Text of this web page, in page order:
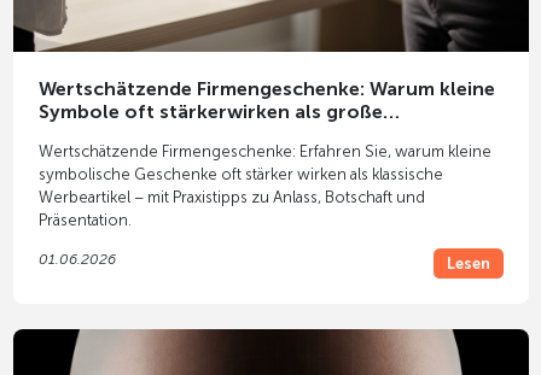
Wertschätzende Firmengeschenke: Warum kleine
Symbole oft stärkerwirken als große
Wertschätzende Firmengeschenke: Erfahren Sie, warum kleine
symbolische Geschenke oft stärker wirken als klassische
Werbeartikel – mit Praxistipps zu Anlass, Botschaft und
Präsentation.
01.06.2026 Lesen